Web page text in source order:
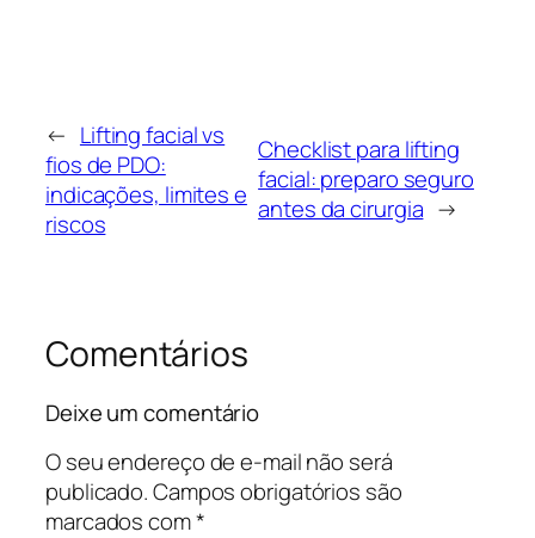
← Lifting facial vs
fios de PDO:
indicações, limites e
riscos
Checklist para lifting
facial: preparo seguro
antes da cirurgia →
Comentários
Deixe um comentário
O seu endereço de e-mail não será
publicado.Campos obrigatórios são
marcados com*